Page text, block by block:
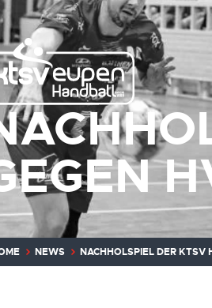
NEWS NACHHOLSPIEL DER KTSV